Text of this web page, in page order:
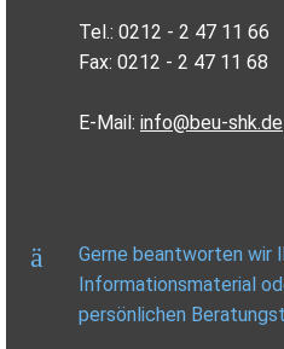
Tel.: 0212 - 2 47 11 66
Fax: 0212 - 2 47 11 68
E-Mail: info@beu-shk.de
Gerne beantworten wir
Informationsmaterial
persönlichen